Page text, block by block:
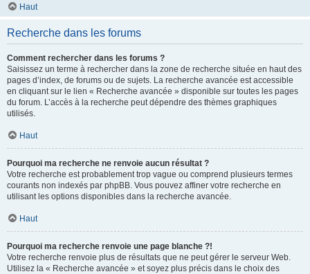
Haut
Recherche dans les forums
Comment rechercher dans les forums ?
Saisissez un terme à rechercher dans la zone de recherche située en haut des
pages d’index, de forums ou de sujets. La recherche avancée est accessible
en cliquant sur le lien « Recherche avancée » disponible sur toutes les pages
du forum. L’accès à la recherche peut dépendre des thèmes graphiques
utilisés.
Haut
Pourquoi ma recherche ne renvoie aucun résultat ?
Votre recherche est probablement trop vague ou comprend plusieurs termes
courants non indexés par phpBB. Vous pouvez affiner votre recherche en
utilisant les options disponibles dans la recherche avancée.
Haut
Pourquoi ma recherche renvoie une page blanche ?!
Votre recherche renvoie plus de résultats que ne peut gérer le serveur Web.
Utilisez la « Recherche avancée » et soyez plus précis dans le choix des